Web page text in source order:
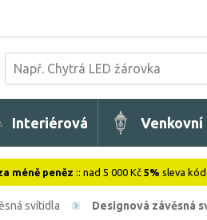
Interiérová Venkovní
méně peněz :: nad 5 000 Kč 5% sleva kód
svítidla Designová závěsná